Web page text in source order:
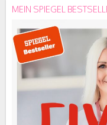
MEIN SPIEGEL